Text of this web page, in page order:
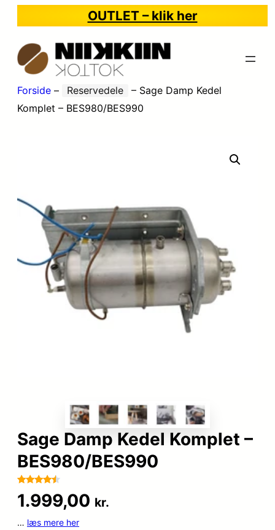
OUTLET – klik her
Forside – Reservedele – Sage Damp Kedel
Komplet – BES980/BES990
Sage Damp Kedel Komplet –
BES980/BES990
som4.4
ud af 5
1.999,00 kr.
… læs mere her